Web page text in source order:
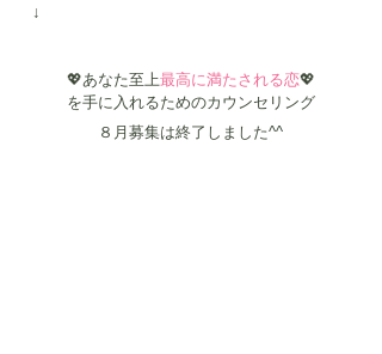
↓
💖あなた至上最高に満たされる恋💖
を手に入れるためのカウンセリング
８月募集は終了しました^^